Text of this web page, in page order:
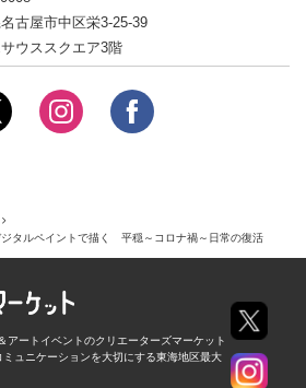
古屋市中区栄3-25-39
ウススクエア3階
ルペイントで描く 平穏～コロナ禍～日常の復活
アートイベントのクリエーターズマーケット
ュニケーションを大切にする東海地区最大